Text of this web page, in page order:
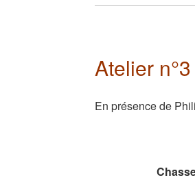
Atelier
En présence de
Le